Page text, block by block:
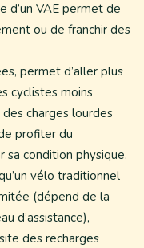
d’un VAE permet de
ou de franchir des
permet d’aller plus
cyclistes moins
charges lourdes
profiter du
sa condition physique.
vélo traditionnel
(dépend de la
d’assistance),
des recharges